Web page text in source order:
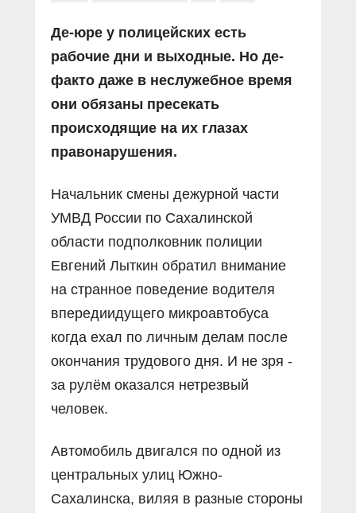
Де-юре у полицейских есть
рабочие дни и выходные. Но де-
факто даже в неслужебное время
они обязаны пресекать
происходящие на их глазах
правонарушения.
Начальник смены дежурной части
УМВД России по Сахалинской
области подполковник полиции
Евгений Лыткин обратил внимание
на странное поведение водителя
впередиидущего микроавтобуса
когда ехал по личным делам после
окончания трудового дня. И не зря -
за рулём оказался нетрезвый
человек.
Автомобиль двигался по одной из
центральных улиц Южно-
Сахалинска, виляя в разные стороны